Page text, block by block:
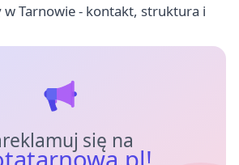
w Tarnowie - kontakt, struktura i
się na